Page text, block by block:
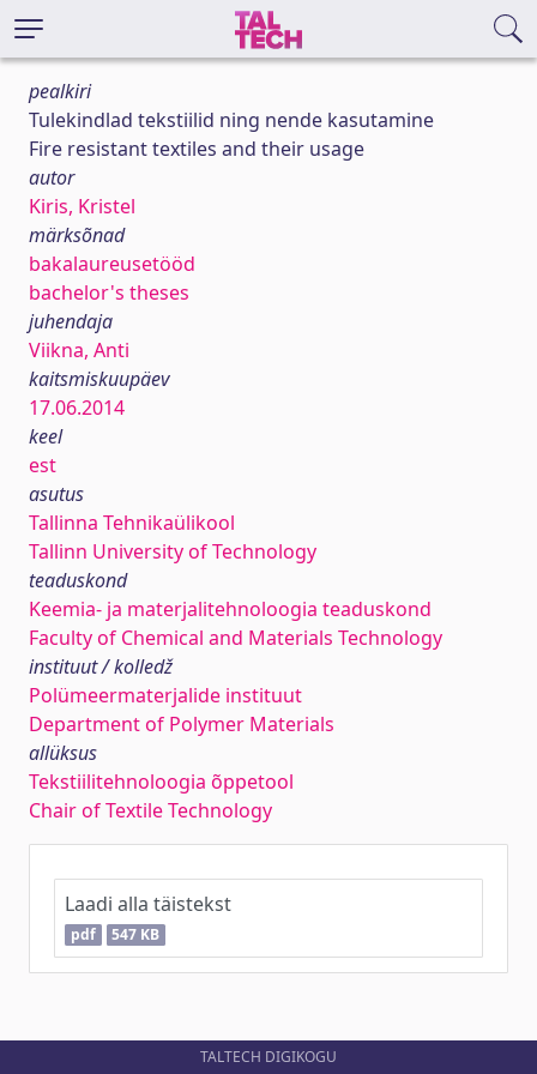
pealkiri
Tulekindlad tekstiilid ning nende kasutamine
Fire resistant textiles and their usage
autor
Kiris, Kristel
märksõnad
bakalaureusetööd
bachelor's theses
juhendaja
Viikna, Anti
kaitsmiskuupäev
17.06.2014
keel
est
asutus
Tallinna Tehnikaülikool
Tallinn University of Technology
teaduskond
Keemia- ja materjalitehnoloogia teaduskond
Faculty of Chemical and Materials Technology
instituut / kolledž
Polümeermaterjalide instituut
Department of Polymer Materials
allüksus
Tekstiilitehnoloogia õppetool
Chair of Textile Technology
Laadi alla täistekst
pdf 547 KB
TALTECH DIGIKOGU